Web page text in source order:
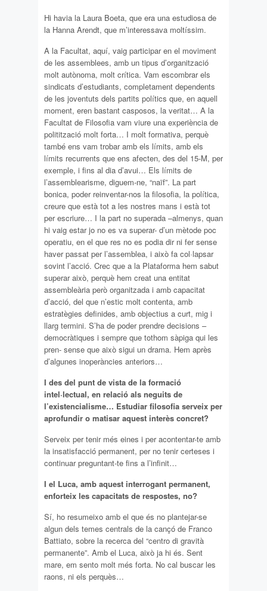
Hi havia la Laura Boeta, que era una estudiosa de
la Hanna Arendt, que m’interessava moltíssim.
A la Facultat, aquí, vaig participar en el moviment
de les assemblees, amb un tipus d’organització
molt autònoma, molt crítica. Vam escombrar els
sindicats d’estudiants, completament dependents
de les joventuts dels partits polítics que, en aquell
moment, eren bastant casposos, la veritat… A la
Facultat de Filosofia vam viure una experiència de
politització molt forta… I molt formativa, perquè
també ens vam trobar amb els límits, amb els
límits recurrents que ens afecten, des del 15-M, per
exemple, i fins al dia d’avui… Els límits de
l’assemblearisme, diguem-ne, “naïf”. La part
bonica, poder reinventar-nos la filosofia, la política,
creure que està tot a les nostres mans i està tot
per escriure… I la part no superada –almenys, quan
hi vaig estar jo no es va superar- d’un mètode poc
operatiu, en el que res no es podia dir ni fer sense
haver passat per l’assemblea, i això fa col·lapsar
sovint l’acció. Crec que a la Plataforma hem sabut
superar això, perquè hem creat una entitat
assembleària però organitzada i amb capacitat
d’acció, del que n’estic molt contenta, amb
estratègies definides, amb objectius a curt, mig i
llarg termini. S’ha de poder prendre decisions –
democràtiques i sempre que tothom sàpiga qui les
pren- sense que això sigui un drama. Hem après
d’algunes inoperàncies anteriors…
I des del punt de vista de la formació
intel·lectual, en relació als neguits de
l’existencialisme… Estudiar filosofia serveix per
aprofundir o matisar aquest interès concret?
Serveix per tenir més eines i per acontentar-te amb
la insatisfacció permanent, per no tenir certeses i
continuar preguntant-te fins a l’infinit…
I el Luca, amb aquest interrogant permanent,
enforteix les capacitats de respostes, no?
Sí, ho resumeixo amb el que és no plantejar-se
algun dels temes centrals de la cançó de Franco
Battiato, sobre la recerca del “centro di gravità
permanente”. Amb el Luca, això ja hi és. Sent
mare, em sento molt més forta. No cal buscar les
raons, ni els perquès…